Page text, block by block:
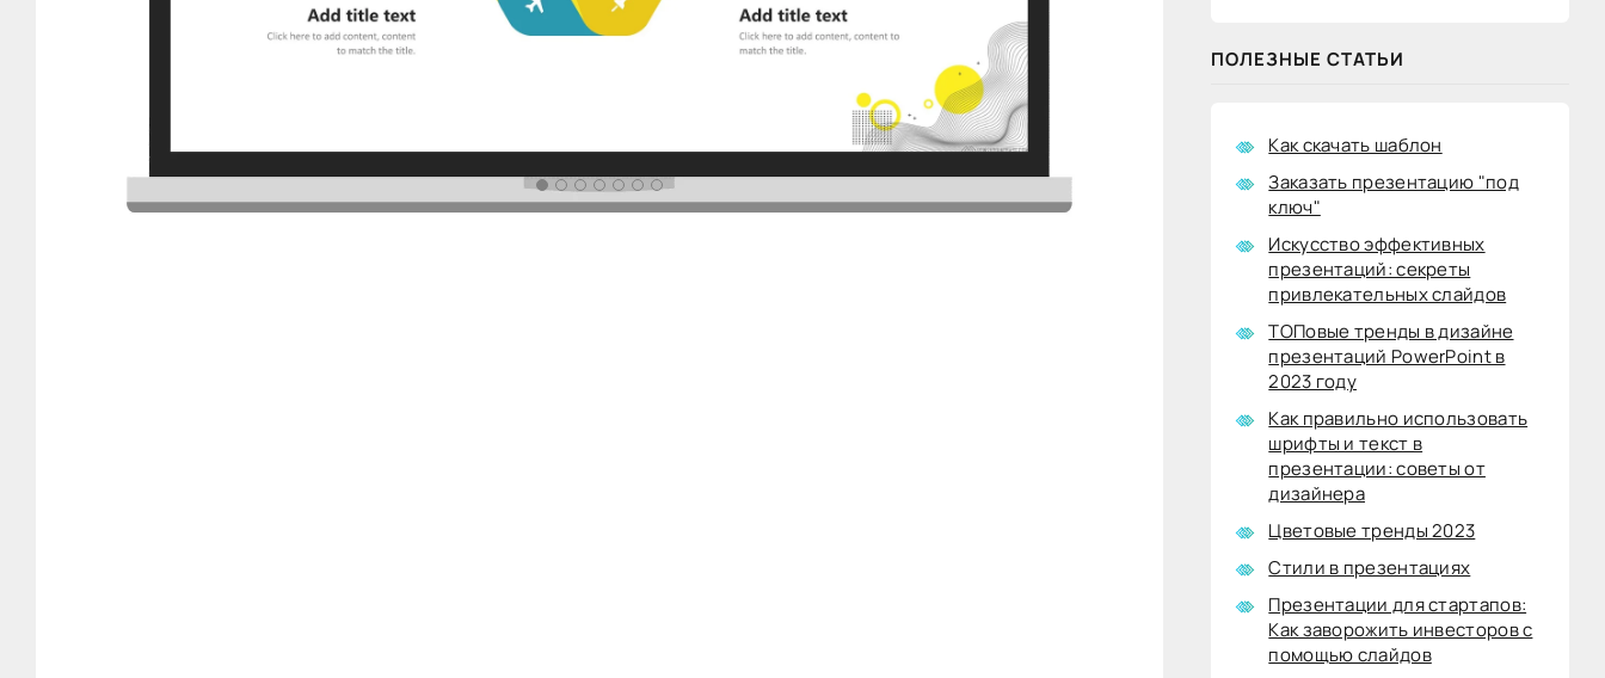
ПОЛЕЗНЫЕ СТАТЬИ
Как скачать шаблон
Заказать презентацию "под
ключ"
Искусство эффективных
презентаций: секреты
привлекательных слайдов
ТОПовые тренды в дизайне
презентаций PowerPoint в
2023 году
Как правильно использовать
шрифты и текст в
презентации: советы от
дизайнера
Цветовые тренды 2023
Стили в презентациях
Презентации для стартапов:
Как заворожить инвесторов с
помощью слайдов